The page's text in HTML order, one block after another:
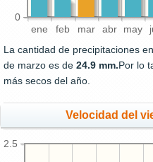
ene feb mar abr may
0
La cantidad de precipitaciones
de marzo es de 24.9 mm.Por lo
más secos del año.
Velocidad del
2.5